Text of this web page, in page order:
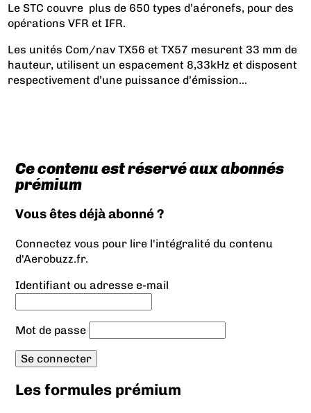
Le STC couvre plus de 650 types d’aéronefs, pour des
opérations VFR et IFR.
Les unités Com/nav TX56 et TX57 mesurent 33 mm de
hauteur, utilisent un espacement 8,33kHz et disposent
respectivement d’une puissance d’émission...
Ce contenu est réservé aux abonnés
prémium
Vous êtes déjà abonné ?
Connectez vous pour lire l'intégralité du contenu
d'Aerobuzz.fr.
Identifiant ou adresse e-mail
Mot de passe
Les formules prémium